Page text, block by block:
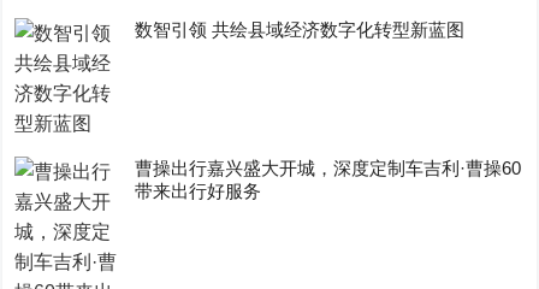
数智引领 共绘县域经济数字化转型新蓝图
曹操出行嘉兴盛大开城，深度定制车吉利·曹操60
带来出行好服务